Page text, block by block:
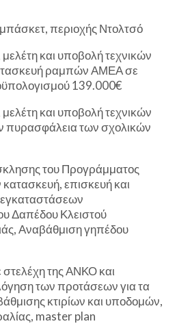
περιοχής Ντολτσό
και υποβολή τεχνικών
ραμπών ΑΜΕΑ σε
139.000€
και υποβολή τεχνικών
πυρασφάλεια των σχολικών
του Προγράμματος
επισκευή και
Δαπέδου Κλειστού
Αναβάθμιση γηπέδου
στελέχη της ΑΝΚΟ και
των προτάσεων για τα
κτιρίων και υποδομών,
master plan